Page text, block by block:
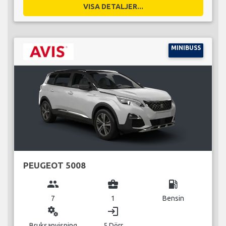
VISA DETALJER...
MINIBUSS
PEUGEOT 5008
group
7
business_center
1
local_gas_station
Bensin
miscellaneous_services login